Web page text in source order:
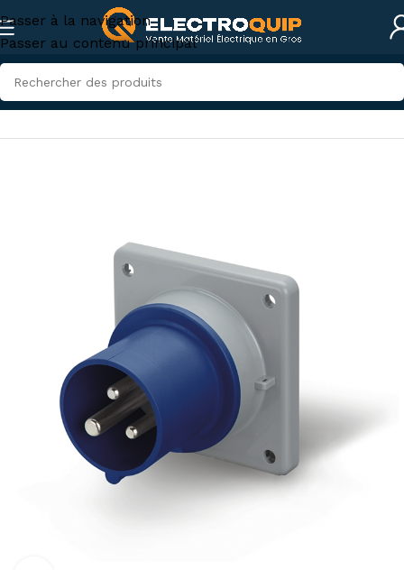
Passer à la navigation
Passer au contenu principal
Accueil/Électricité industrielle/Connexions industrielles